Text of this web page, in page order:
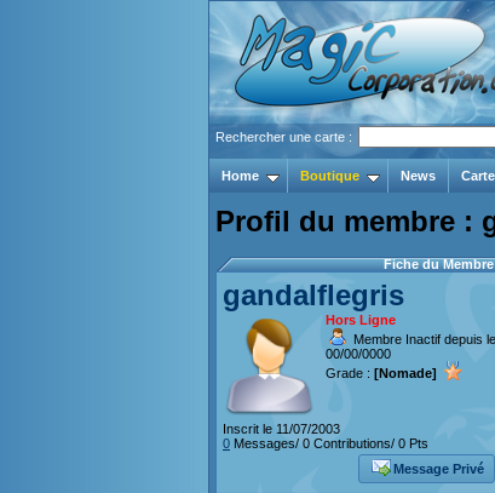
Rechercher une carte :
Home Boutique News
Profil du membre :
Fiche du Membre
gandalflegris
Hors Ligne
Membre Inactif depuis le
00/00/0000
Grade : [Nomade]
Inscrit le 11/07/2003
0 Messages/ 0 Contributions/ 0 Pts
Message Privé